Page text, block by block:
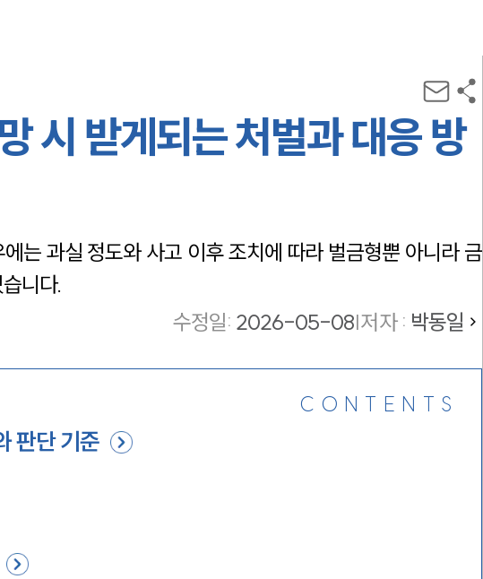
시 받게되는 처벌과 대응 방
는 과실 정도와 사고 이후 조치에 따라 벌금형뿐 아니라 금
니다.
수정일: 2026-05-08|저자 : 박동일
CONTENTS
판단 기준